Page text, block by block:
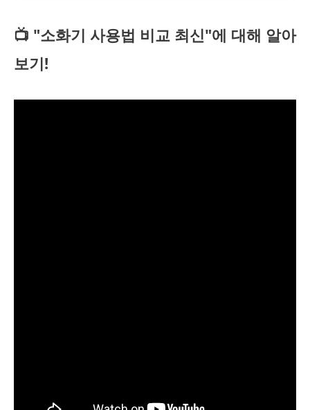
📺 "소화기 사용법 비교 최신"에 대해 알아
보기!